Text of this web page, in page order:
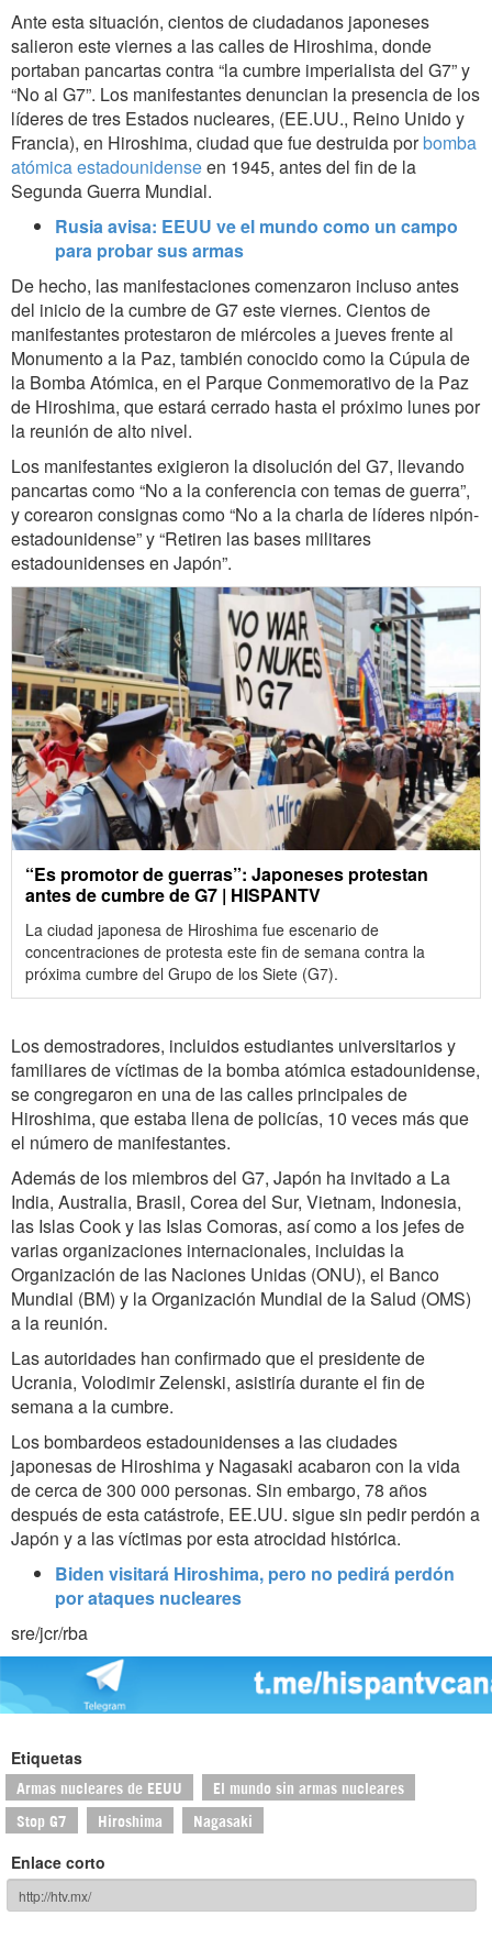
Ante esta situación, cientos de ciudadanos japoneses
salieron este viernes a las calles de Hiroshima, donde
portaban pancartas contra “la cumbre imperialista del G7” y
“No al G7”. Los manifestantes denuncian la presencia de los
líderes de tres Estados nucleares, (EE.UU., Reino Unido y
Francia), en Hiroshima, ciudad que fue destruida porbomba
atómica estadounidenseen 1945, antes del fin de la
Segunda Guerra Mundial.
Rusia avisa: EEUU ve el mundo como un campo
para probar sus armas
De hecho, las manifestaciones comenzaron incluso antes
del inicio de la cumbre de G7 este viernes. Cientos de
manifestantes protestaron de miércoles a jueves frente al
Monumento a la Paz, también conocido como la Cúpula de
la Bomba Atómica, en el Parque Conmemorativo de la Paz
de Hiroshima, que estará cerrado hasta el próximo lunes por
la reunión de alto nivel.
Los manifestantes exigieron la disolución del G7, llevando
pancartas como “No a la conferencia con temas de guerra”,
y corearon consignas como “No a la charla de líderes nipón-
estadounidense” y “Retiren las bases militares
estadounidenses en Japón”.
“Es promotor de guerras”: Japoneses protestan
antes de cumbre de G7 | HISPANTV
La ciudad japonesa de Hiroshima fue escenario de
concentraciones de protesta este fin de semana contra la
próxima cumbre del Grupo de los Siete (G7).
Los demostradores, incluidos estudiantes universitarios y
familiares de víctimas de la bomba atómica estadounidense,
se congregaron en una de las calles principales de
Hiroshima, que estaba llena de policías, 10 veces más que
el número de manifestantes.
Además de los miembros del G7, Japón ha invitado a La
India, Australia, Brasil, Corea del Sur, Vietnam, Indonesia,
las Islas Cook y las Islas Comoras, así como a los jefes de
varias organizaciones internacionales, incluidas la
Organización de las Naciones Unidas (ONU), el Banco
Mundial (BM) y la Organización Mundial de la Salud (OMS)
a la reunión.
Las autoridades han confirmado que el presidente de
Ucrania, Volodimir Zelenski, asistiría durante el fin de
semana a la cumbre.
Los bombardeos estadounidenses a las ciudades
japonesas de Hiroshima y Nagasaki acabaron con la vida
de cerca de 300 000 personas. Sin embargo, 78 años
después de esta catástrofe, EE.UU. sigue sin pedir perdón a
Japón y a las víctimas por esta atrocidad histórica.
Biden visitará Hiroshima, pero no pedirá perdón
por ataques nucleares
sre/jcr/rba
Etiquetas
Armas nucleares de EEUU El mundo sin armas nucleares
Stop G7 Hiroshima Nagasaki
Enlace corto